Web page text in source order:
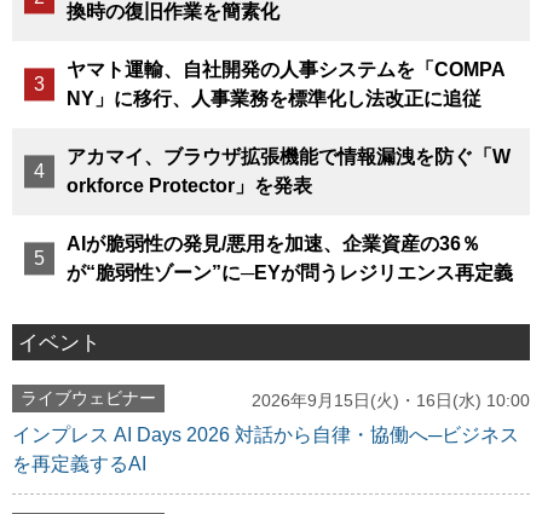
換時の復旧作業を簡素化
ヤマト運輸、自社開発の人事システムを「COMPA
NY」に移行、人事業務を標準化し法改正に追従
アカマイ、ブラウザ拡張機能で情報漏洩を防ぐ「W
orkforce Protector」を発表
AIが脆弱性の発見/悪用を加速、企業資産の36％
が“脆弱性ゾーン”に─EYが問うレジリエンス再定義
イベント
ライブウェビナー 2026年9月15日(火)・16日(水) 10:00
インプレス AI Days 2026 対話から自律・協働へ─ビジネス
を再定義するAI